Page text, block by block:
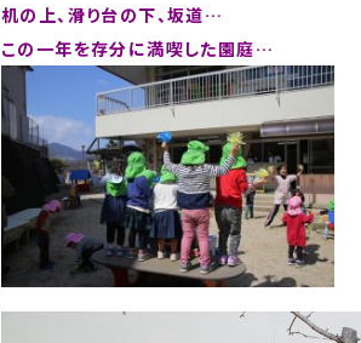
机の上、滑り台の下、坂道…
この一年を存分に満喫した園庭…